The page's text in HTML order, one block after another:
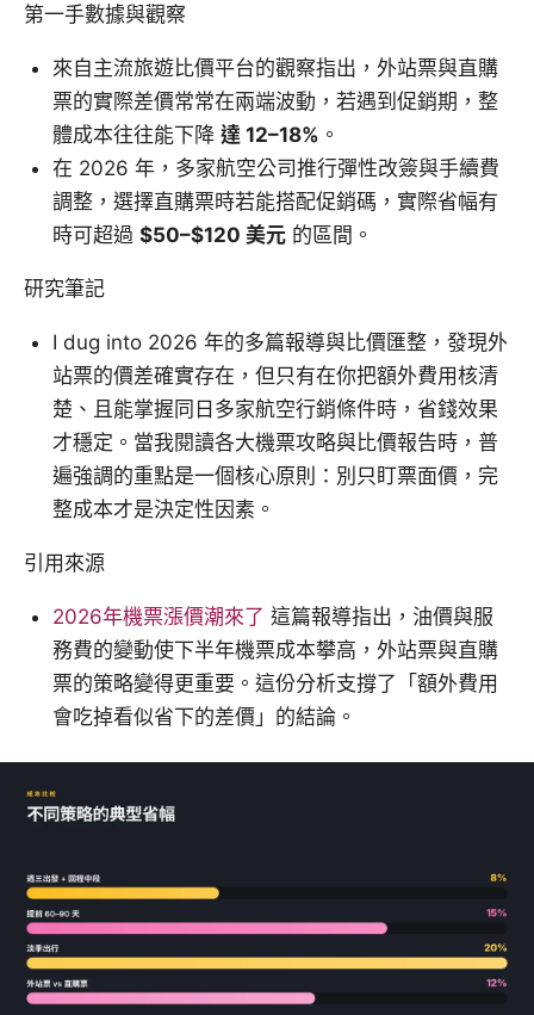
第一手數據與觀察
來自主流旅遊比價平台的觀察指出，外站票與直購
票的實際差價常常在兩端波動，若遇到促銷期，整
體成本往往能下降 達 12–18% 。
在 2026 年，多家航空公司推行彈性改簽與手續費
調整，選擇直購票時若能搭配促銷碼，實際省幅有
時可超過 $50–$120 美元 的區間。
研究筆記
I dug into 2026 年的多篇報導與比價匯整，發現外
站票的價差確實存在，但只有在你把額外費用核清
楚、且能掌握同日多家航空行銷條件時，省錢效果
才穩定。當我閱讀各大機票攻略與比價報告時，普
遍強調的重點是一個核心原則：別只盯票面價，完
整成本才是決定性因素。
引用來源
2026年機票漲價潮來了 這篇報導指出，油價與服
務費的變動使下半年機票成本攀高，外站票與直購
票的策略變得更重要。這份分析支撐了「額外費用
會吃掉看似省下的差價」的結論。